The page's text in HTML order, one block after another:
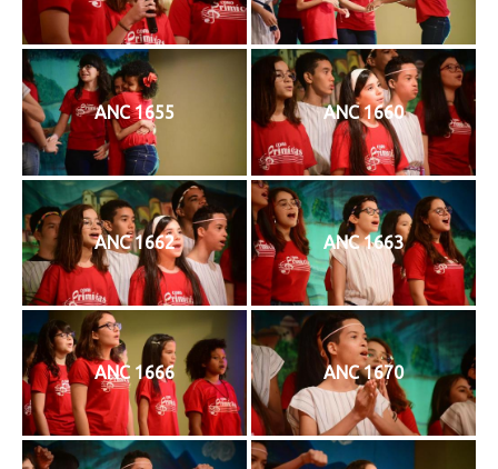
ANC 1655 ANC 1660
ANC 1662 ANC 1663
ANC 1666 ANC 1670